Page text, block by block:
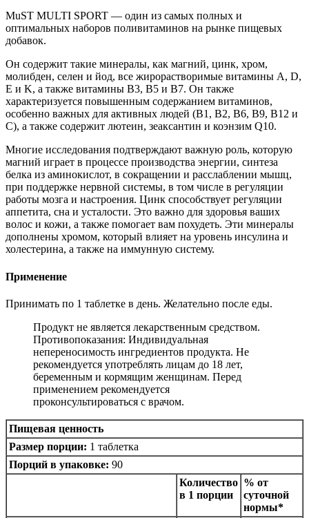
MuST MULTI SPORT — один из самых полных и
оптимальных наборов поливитаминов на рынке пищевых
добавок.
Он содержит такие минералы, как магний, цинк, хром,
молибден, селен и йод, все жирорастворимые витамины A, D,
E и K, а также витамины B3, B5 и B7. Он также
характеризуется повышенным содержанием витаминов,
особенно важных для активных людей (В1, В2, В6, В9, В12 и
С), а также содержит лютеин, зеаксантин и коэнзим Q10.
Многие исследования подтверждают важную роль, которую
магний играет в процессе производства энергии, синтеза
белка из аминокислот, в сокращении и расслаблении мышц,
при поддержке нервной системы, в том числе в регуляции
работы мозга и настроения. Цинк способствует регуляции
аппетита, сна и усталости. Это важно для здоровья ваших
волос и кожи, а также помогает вам похудеть. Эти минералы
дополнены хромом, который влияет на уровень инсулина и
холестерина, а также на иммунную систему.
Применение
Принимать по 1 таблетке в день. Желательно после еды.
Продукт не является лекарственным средством.
Противопоказания: Индивидуальная
непереносимость ингредиентов продукта. Не
рекомендуется употреблять лицам до 18 лет,
беременным и кормящим женщинам. Перед
применением рекомендуется
проконсультироваться с врачом.
Пищевая ценность
Размер порции: 1 таблетка
Порций в упаковке: 90
Количество
в 1 порции
% от
суточной
нормы*